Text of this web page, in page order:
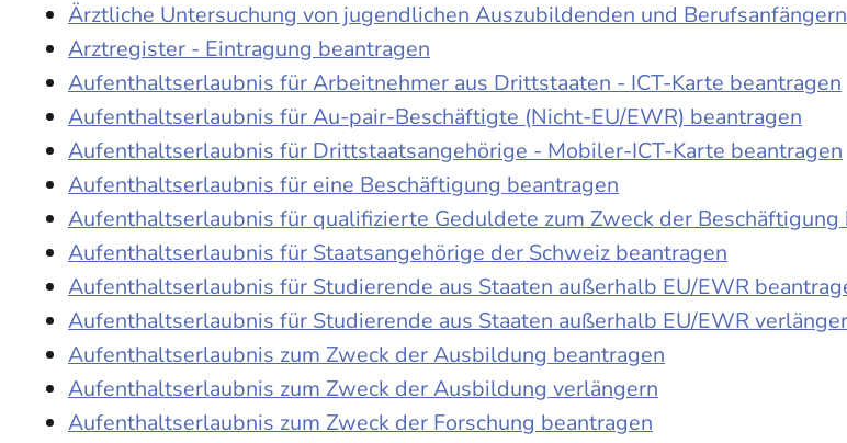
Ärztliche Untersuchung von jugendlichen Auszubildenden und
Arztregister - Eintragung beantragen
Aufenthaltserlaubnis für Arbeitnehmer aus Drittstaaten - ICT-Karte beantragen
Aufenthaltserlaubnis für Au-pair-Beschäftigte (Nicht-EU/EWR) beantragen
Aufenthaltserlaubnis für Drittstaatsangehörige - Mobiler-ICT-Karte beantragen
Aufenthaltserlaubnis für eine Beschäftigung beantragen
Aufenthaltserlaubnis für qualifizierte Geduldete zum Zweck der Beschäftigung
Aufenthaltserlaubnis für Staatsangehörige der Schweiz beantragen
Aufenthaltserlaubnis für Studierende aus Staaten außerhalb EU/EWR
Aufenthaltserlaubnis für Studierende aus Staaten außerhalb EU/EWR
Aufenthaltserlaubnis zum Zweck der Ausbildung beantragen
Aufenthaltserlaubnis zum Zweck der Ausbildung verlängern
Aufenthaltserlaubnis zum Zweck der Forschung beantragen